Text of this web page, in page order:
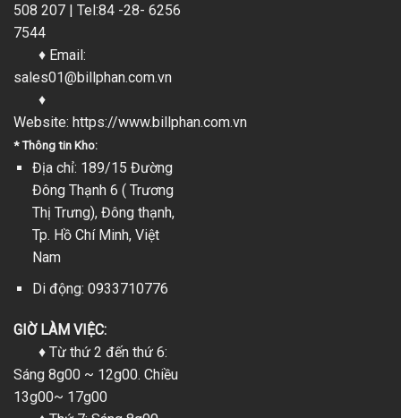
508 207 | Tel:84 -28- 6256
7544
♦ Email:
sales01@billphan.com.vn
♦
Website: https://www.billphan.com.vn
* Thông tin Kho:
Địa chỉ: 189/15 Đường
Đông Thạnh 6 ( Trương
Thị Trưng), Đông thạnh,
Tp. Hồ Chí Minh, Việt
Nam
Di động: 0933710776
GIỜ LÀM VIỆC:
♦ Từ thứ 2 đến thứ 6:
Sáng 8g00 ~ 12g00. Chiều
13g00~ 17g00